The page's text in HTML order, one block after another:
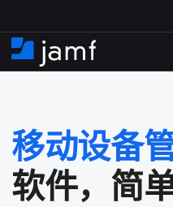
​
至
​
内
容
首
​
移动​设备​管
软件，​简